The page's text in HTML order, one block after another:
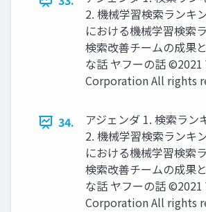
2. 機械学習検索ランキ
における機械学習検索
検索改善チームの成果
な話 ヤフーの話 ©2021
Corporation All rights
34.
アジェンダ 1. 検索ラン
2. 機械学習検索ランキ
における機械学習検索
検索改善チームの成果
な話 ヤフーの話 ©2021
Corporation All rights